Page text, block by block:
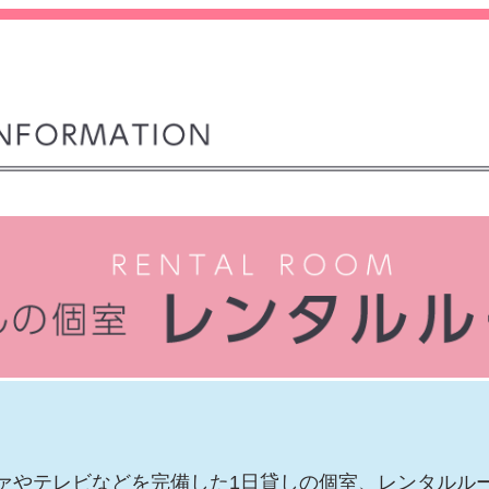
やテレビなどを完備した1日貸しの個室、レンタルル